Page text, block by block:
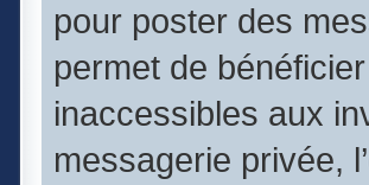
pour poster des
permet de
inaccessibles aux
messagerie privée,